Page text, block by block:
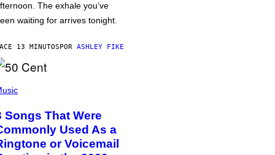
The exhale you’ve
waiting for arrives tonight.
13 MINUTOSPOR ASHLEY FIKE
Songs That Were
Used As a
or Voicemail